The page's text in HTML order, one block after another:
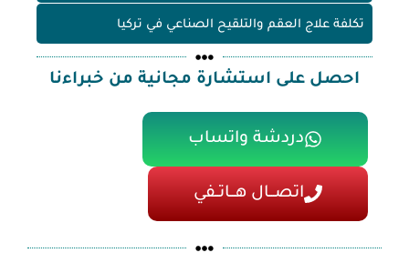
تكلفة علاج العقم والتلقيح الصناعي في تركيا
احصل على استشارة مجانية من خبراءنا
دردشة واتساب
اتصـــال هـــاتــفي